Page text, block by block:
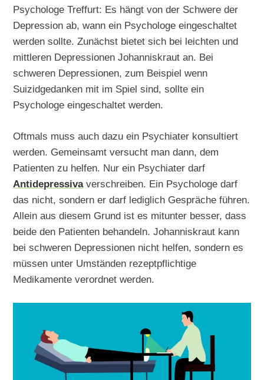
Psychologe Treffurt: Es hängt von der Schwere der
Depression ab, wann ein Psychologe eingeschaltet
werden sollte. Zunächst bietet sich bei leichten und
mittleren Depressionen Johanniskraut an. Bei
schweren Depressionen, zum Beispiel wenn
Suizidgedanken mit im Spiel sind, sollte ein
Psychologe eingeschaltet werden.
Oftmals muss auch dazu ein Psychiater konsultiert
werden. Gemeinsamt versucht man dann, dem
Patienten zu helfen. Nur ein Psychiater darf
Antidepressivaverschreiben. Ein Psychologe darf
das nicht, sondern er darf lediglich Gespräche führen.
Allein aus diesem Grund ist es mitunter besser, dass
beide den Patienten behandeln. Johanniskraut kann
bei schweren Depressionen nicht helfen, sondern es
müssen unter Umständen rezeptpflichtige
Medikamente verordnet werden.